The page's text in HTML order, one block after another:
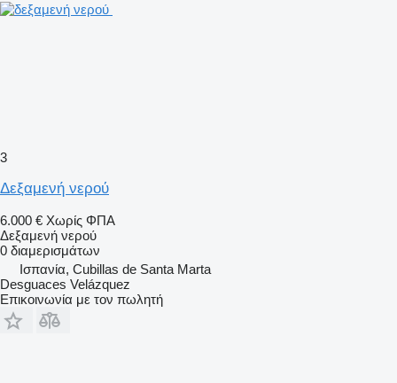
3
Δεξαμενή νερού
6.000 € Χωρίς ΦΠΑ
Δεξαμενή νερού
0 διαμερισμάτων
Ισπανία, Cubillas de Santa Marta
Desguaces Velázquez
Επικοινωνία με τον πωλητή